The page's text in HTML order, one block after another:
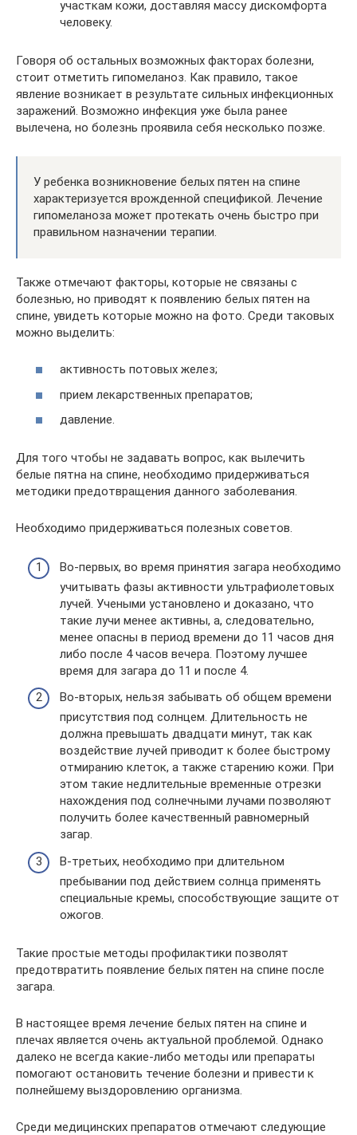
участкам кожи, доставляя массу дискомфорта
человеку.
Говоря об остальных возможных факторах болезни,
стоит отметить гипомеланоз. Как правило, такое
явление возникает в результате сильных инфекционных
заражений. Возможно инфекция уже была ранее
вылечена, но болезнь проявила себя несколько позже.
У ребенка возникновение белых пятен на спине
характеризуется врожденной спецификой. Лечение
гипомеланоза может протекать очень быстро при
правильном назначении терапии.
Также отмечают факторы, которые не связаны с
болезнью, но приводят к появлению белых пятен на
спине, увидеть которые можно на фото. Среди таковых
можно выделить:
активность потовых желез;
прием лекарственных препаратов;
давление.
Для того чтобы не задавать вопрос, как вылечить
белые пятна на спине, необходимо придерживаться
методики предотвращения данного заболевания.
Необходимо придерживаться полезных советов.
Во-первых, во время принятия загара необходимо
учитывать фазы активности ультрафиолетовых
лучей. Учеными установлено и доказано, что
такие лучи менее активны, а, следовательно,
менее опасны в период времени до 11 часов дня
либо после 4 часов вечера. Поэтому лучшее
время для загара до 11 и после 4.
Во-вторых, нельзя забывать об общем времени
присутствия под солнцем. Длительность не
должна превышать двадцати минут, так как
воздействие лучей приводит к более быстрому
отмиранию клеток, а также старению кожи. При
этом такие недлительные временные отрезки
нахождения под солнечными лучами позволяют
получить более качественный равномерный
загар.
В-третьих, необходимо при длительном
пребывании под действием солнца применять
специальные кремы, способствующие защите от
ожогов.
Такие простые методы профилактики позволят
предотвратить появление белых пятен на спине после
загара.
В настоящее время лечение белых пятен на спине и
плечах является очень актуальной проблемой. Однако
далеко не всегда какие-либо методы или препараты
помогают остановить течение болезни и привести к
полнейшему выздоровлению организма.
Среди медицинских препаратов отмечают следующие